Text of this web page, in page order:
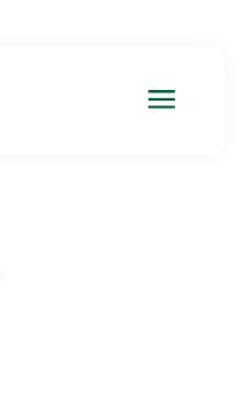
a